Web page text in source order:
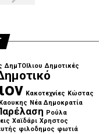
ΔημΤΟΙλιου Δημοτικές
Κακοτεχνίες Κώστας
Νέα Δημοκρατία
Ρούλα
Χαϊδάρι Χρηστος
φιλοδημος φωτιά